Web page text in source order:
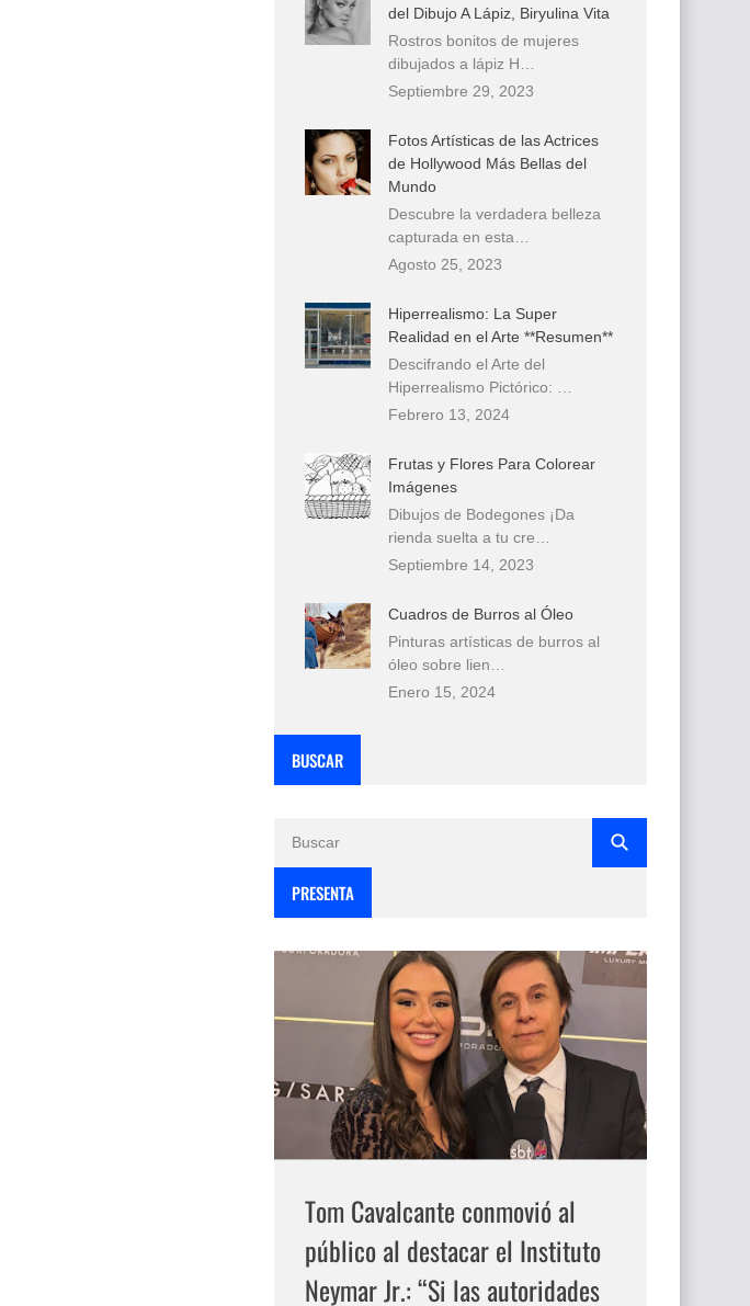
del Dibujo A Lápiz, Biryulina Vita
Rostros bonitos de mujeres
dibujados a lápiz H…
Septiembre 29, 2023
Fotos Artísticas de las Actrices
de Hollywood Más Bellas del
Mundo
Descubre la verdadera belleza
capturada en esta…
Agosto 25, 2023
Hiperrealismo: La Super
Realidad en el Arte **Resumen**
Descifrando el Arte del
Hiperrealismo Pictórico: …
Febrero 13, 2024
Frutas y Flores Para Colorear
Imágenes
Dibujos de Bodegones ¡Da
rienda suelta a tu cre…
Septiembre 14, 2023
Cuadros de Burros al Óleo
Pinturas artísticas de burros al
óleo sobre lien…
Enero 15, 2024
BUSCAR
PRESENTA
Tom Cavalcante conmovió al
público al destacar el Instituto
Neymar Jr.: “Si las autoridades